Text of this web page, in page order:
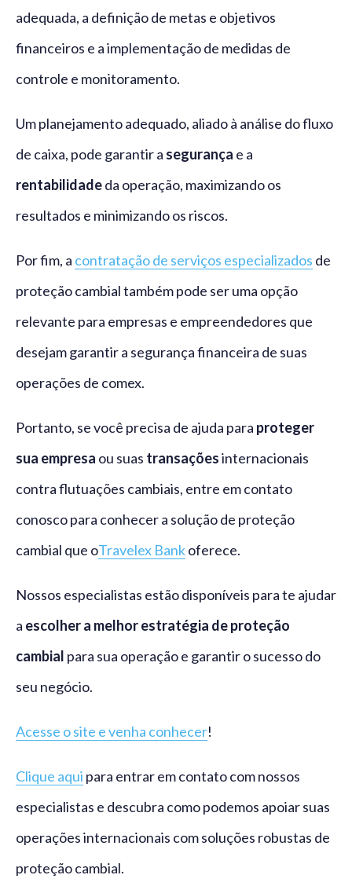
adequada, a definição de metas e objetivos
financeiros e a implementação de medidas de
controle e monitoramento.
Um planejamento adequado, aliado à análise do fluxo
de caixa, pode garantir a segurança e a
rentabilidadeda operação, maximizando os
resultados e minimizando os riscos.
Por fim, a contratação de serviços especializados de
proteção cambial também pode ser uma opção
relevante para empresas e empreendedores que
desejam garantir a segurança financeira de suas
operações de comex.
Portanto, se você precisa de ajuda para proteger
sua empresa ou suas transaçõesinternacionais
contra flutuações cambiais, entre em contato
conosco para conhecer a solução de proteção
cambial que oTravelex Bankoferece.
Nossos especialistas estão disponíveis para te ajudar
a escolher a melhor estratégia de proteção
cambial para sua operação e garantir o sucesso do
seu negócio.
Acesse o site e venha conhecer!
Clique aqui para entrar em contato com nossos
especialistas e descubra como podemos apoiar suas
operações internacionais com soluções robustas de
proteção cambial.